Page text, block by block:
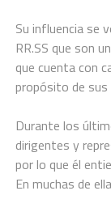
Su influencia se
RR.SS que son
que cuenta con
propósito de
Durante los
dirigentes y
por lo que él
En muchas de